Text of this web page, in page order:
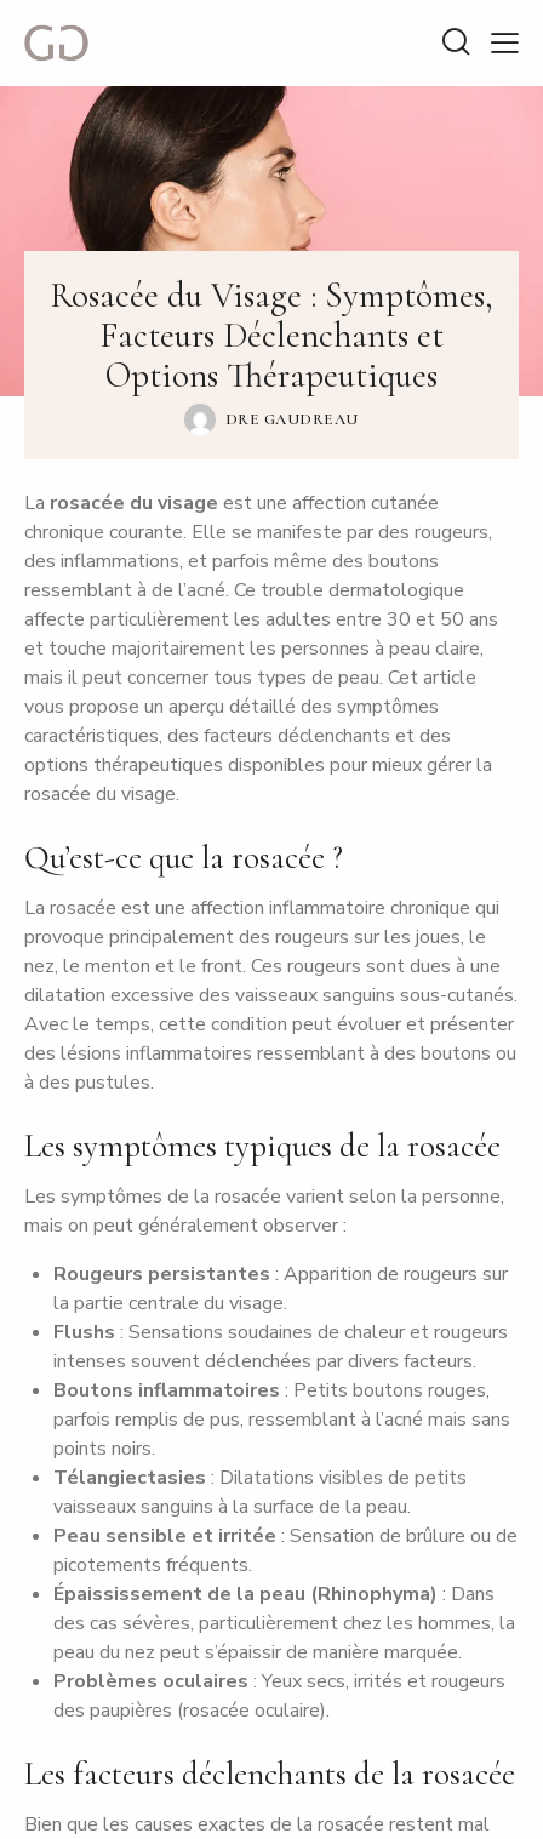
Rosacée du Visage : Symptômes,
Facteurs Déclenchants et
Options Thérapeutiques
DRE GAUDREAU
La rosacée du visage est une affection cutanée
chronique courante. Elle se manifeste par des rougeurs,
des inflammations, et parfois même des boutons
ressemblant à de l’acné. Ce trouble dermatologique
affecte particulièrement les adultes entre 30 et 50 ans
et touche majoritairement les personnes à peau claire,
mais il peut concerner tous types de peau. Cet article
vous propose un aperçu détaillé des symptômes
caractéristiques, des facteurs déclenchants et des
options thérapeutiques disponibles pour mieux gérer la
rosacée du visage.
Qu’est-ce que la rosacée ?
La rosacée est une affection inflammatoire chronique qui
provoque principalement des rougeurs sur les joues, le
nez, le menton et le front. Ces rougeurs sont dues à une
dilatation excessive des vaisseaux sanguins sous-cutanés.
Avec le temps, cette condition peut évoluer et présenter
des lésions inflammatoires ressemblant à des boutons ou
à des pustules.
Les symptômes typiques de la rosacée
Les symptômes de la rosacée varient selon la personne,
mais on peut généralement observer :
Rougeurs persistantes : Apparition de rougeurs sur
la partie centrale du visage.
Flushs : Sensations soudaines de chaleur et rougeurs
intenses souvent déclenchées par divers facteurs.
Boutons inflammatoires : Petits boutons rouges,
parfois remplis de pus, ressemblant à l’acné mais sans
points noirs.
Télangiectasies : Dilatations visibles de petits
vaisseaux sanguins à la surface de la peau.
Peau sensible et irritée : Sensation de brûlure ou de
picotements fréquents.
Épaississement de la peau (Rhinophyma) : Dans
des cas sévères, particulièrement chez les hommes, la
peau du nez peut s’épaissir de manière marquée.
Problèmes oculaires : Yeux secs, irrités et rougeurs
des paupières (rosacée oculaire).
Les facteurs déclenchants de la rosacée
Bien que les causes exactes de la rosacée restent mal